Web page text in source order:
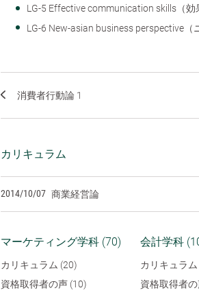
LG-5 Effective communication skills（効
LG-6 New-asian business perspective（
消費者行動論 1
カリキュラム
2014/10/07 商業経営論
マーケティング学科 (70)
カリキュラム (20)
資格取得者の声 (10)
会計学科
カリキュラム
資格取得者